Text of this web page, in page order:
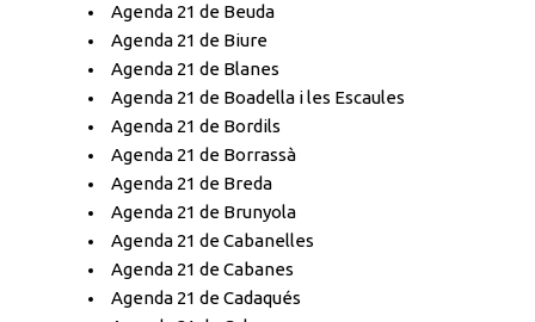
Agenda 21 de Beuda
Agenda 21 de Biure
Agenda 21 de Blanes
Agenda 21 de Boadella i les Escaules
Agenda 21 de Bordils
Agenda 21 de Borrassà
Agenda 21 de Breda
Agenda 21 de Brunyola
Agenda 21 de Cabanelles
Agenda 21 de Cabanes
Agenda 21 de Cadaqués